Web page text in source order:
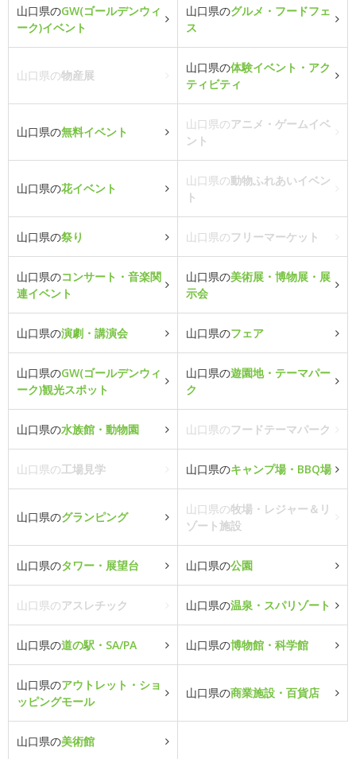
山口県のGW(ゴールデンウィ
ーク)イベント
山口県のグルメ・フードフェ
ス
山口県の物産展
山口県の体験イベント・アク
ティビティ
山口県の無料イベント
山口県のアニメ・ゲームイベ
ント
山口県の花イベント
山口県の動物ふれあいイベン
ト
山口県の祭り 山口県のフリーマーケット
山口県のコンサート・音楽関
連イベント
山口県の美術展・博物展・展
示会
山口県の演劇・講演会 山口県のフェア
山口県のGW(ゴールデンウィ
ーク)観光スポット
山口県の遊園地・テーマパー
ク
山口県の水族館・動物園 山口県のフードテーマパーク
山口県の工場見学 山口県のキャンプ場・BBQ場
山口県のグランピング
山口県の牧場・レジャー＆リ
ゾート施設
山口県のタワー・展望台 山口県の公園
山口県のアスレチック 山口県の温泉・スパリゾート
山口県の道の駅・SA/PA 山口県の博物館・科学館
山口県のアウトレット・ショ
ッピングモール
山口県の商業施設・百貨店
山口県の美術館